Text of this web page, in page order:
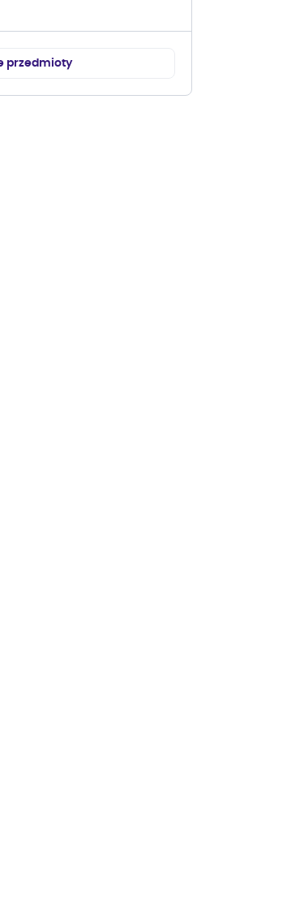
przedmioty